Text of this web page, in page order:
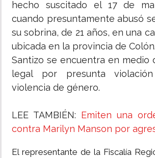
hecho suscitado el 17 de
cuando presuntamente abusó
su sobrina, de 21 años, en una
ubicada en la provincia de Colón.
Santizo se encuentra en medio
legal por presunta
violencia de género.
LEE TAMBIÉN: Emiten una
contra Marilyn Manson por
El representante de la Fiscalía